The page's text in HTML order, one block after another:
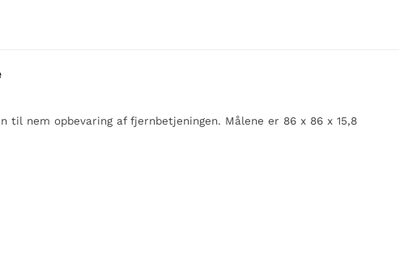
til nem opbevaring af fjernbetjeningen. Målene er 86 x 86 x 15,8